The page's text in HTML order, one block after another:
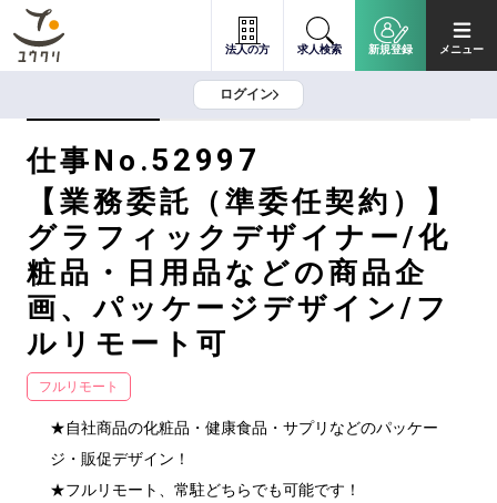
法人の方 求人検索 新規登録 メニュー
ログイン
仕事No.52997
【業務委託（準委任契約）】
グラフィックデザイナー/化
粧品・日用品などの商品企
画、パッケージデザイン/フ
ルリモート可
フルリモート
★自社商品の化粧品・健康食品・サプリなどのパッケー
ジ・販促デザイン！
★フルリモート、常駐どちらでも可能です！